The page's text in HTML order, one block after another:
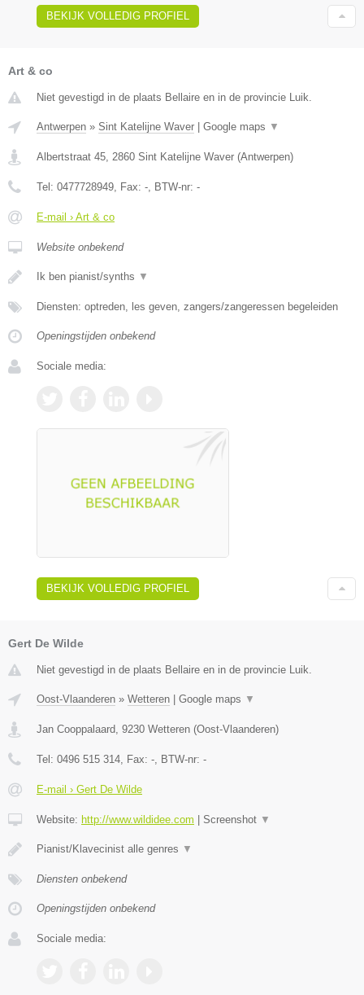
BEKIJK VOLLEDIG PROFIEL
Art & co
Niet gevestigd in de plaats Bellaire en in de provincie Luik.
Antwerpen » Sint Katelijne Waver Google maps ▼
Albertstraat 45 2860 Sint Katelijne Waver (Antwerpen)
Tel: 0477728949 , Fax: - , BTW-nr: -
E-mail › Art & co
Website onbekend
Ik ben pianist/synths ▼
Diensten: optreden, les geven, zangers/zangeressen begeleiden
Openingstijden onbekend
Sociale media:
BEKIJK VOLLEDIG PROFIEL
Gert De Wilde
Niet gevestigd in de plaats Bellaire en in de provincie Luik.
Oost-Vlaanderen » Wetteren | Google maps ▼
Jan Cooppalaard 9230 Wetteren (Oost-Vlaanderen)
Tel: 0496 515 314 , Fax: - , BTW-nr: -
E-mail › Gert De Wilde
Website: http://www.wildidee.com | Screenshot ▼
Pianist/Klavecinist alle genres ▼
Diensten onbekend
Openingstijden onbekend
Sociale media: